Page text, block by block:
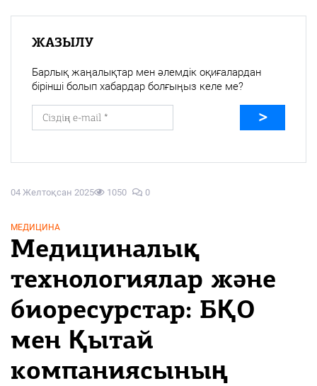
04 Желтоқсан 2025 1050 0
МЕДИЦИНА
Медициналық
технологиялар және
биоресурстар: БҚО
мен Қытай
компаниясының
ЖАЗЫЛУ
Барлық жаңалықтар мен әлемдік оқиғалардан
бірінші болып хабардар болғыңыз келе ме?